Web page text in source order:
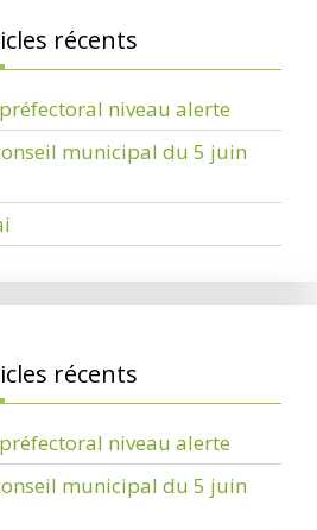
récents
niveau alerte
municipal du 5 juin
récents
niveau alerte
municipal du 5 juin